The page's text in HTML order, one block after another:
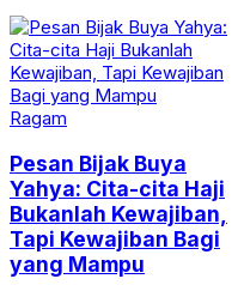
Ragam
Pesan Bijak Buya
Yahya: Cita-cita Haji
Bukanlah Kewajiban,
Tapi Kewajiban Bagi
yang Mampu